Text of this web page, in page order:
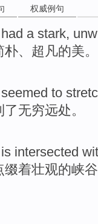
权威例句
had a stark,
朴、 超凡的美。
seemed to
了无穷远处。
is intersected
缀着壮观的峡谷